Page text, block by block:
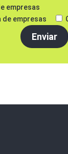
empresas
de empresas